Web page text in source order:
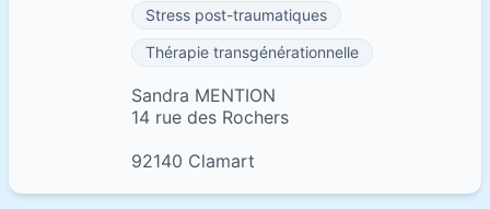
Stress post-traumatiques
Thérapie transgénérationnelle
Sandra MENTION
14 rue des Rochers
92140 Clamart